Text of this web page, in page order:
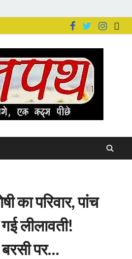
का परिवार, पांच
लीलावती!
पर…